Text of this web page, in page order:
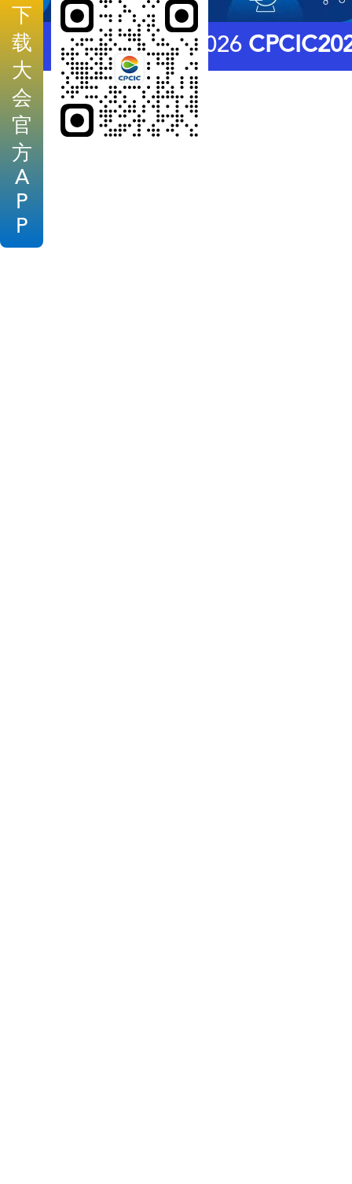
下
载
大
会
官
方
A
P
P
© 2026